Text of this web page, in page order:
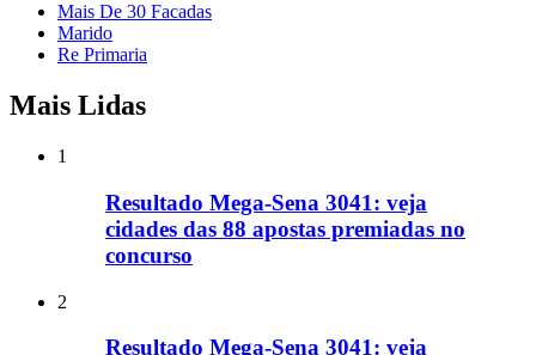
Mais De 30 Facadas
Marido
Re Primaria
Mais Lidas
1
Resultado Mega-Sena 3041: veja
cidades das 88 apostas premiadas no
concurso
2
Resultado Mega-Sena 3041: veja